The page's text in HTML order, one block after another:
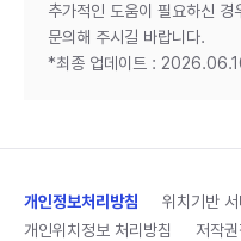
추가적인 도움이 필요하신 경
문의해 주시길 바랍니다.
*최종 업데이트 :
개인정보처리방침
위치기반
개인위치정보 처리방침
저작